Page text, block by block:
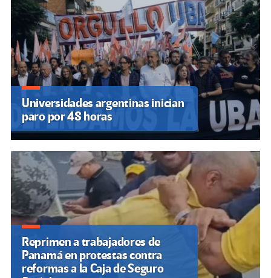
Universidades argentinas inician
paro por 48 horas
Reprimen a trabajadores de
Panamá en protestas contra
reformas a la Caja de Seguro